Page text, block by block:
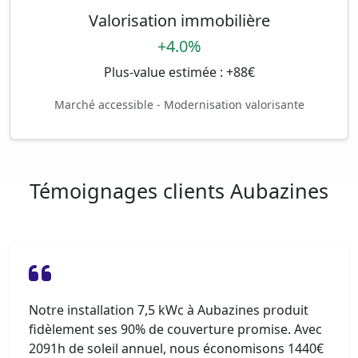
Valorisation immobilière
+4.0%
Plus-value estimée : +88€
Marché accessible - Modernisation valorisante
Témoignages clients Aubazines
Notre installation 7,5 kWc à Aubazines produit
fidèlement ses 90% de couverture promise. Avec
2091h de soleil annuel, nous économisons 1440€